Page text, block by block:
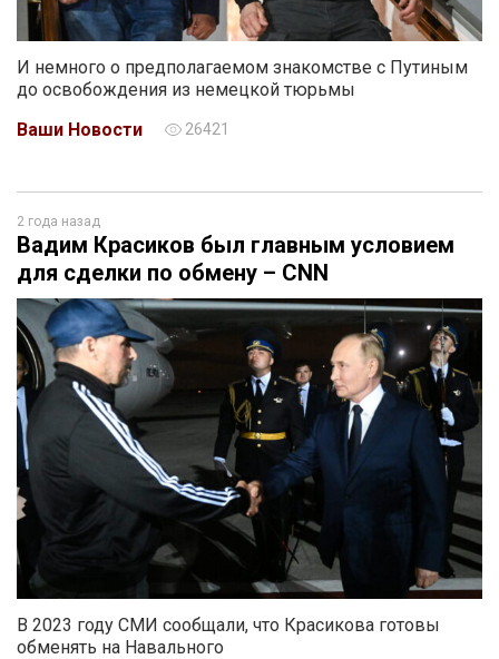
И немного о предполагаемом знакомстве с Путиным
до освобождения из немецкой тюрьмы
Ваши Новости
26421
2 года назад
Вадим Красиков был главным условием
для сделки по обмену – CNN
В 2023 году СМИ сообщали, что Красикова готовы
обменять на Навального